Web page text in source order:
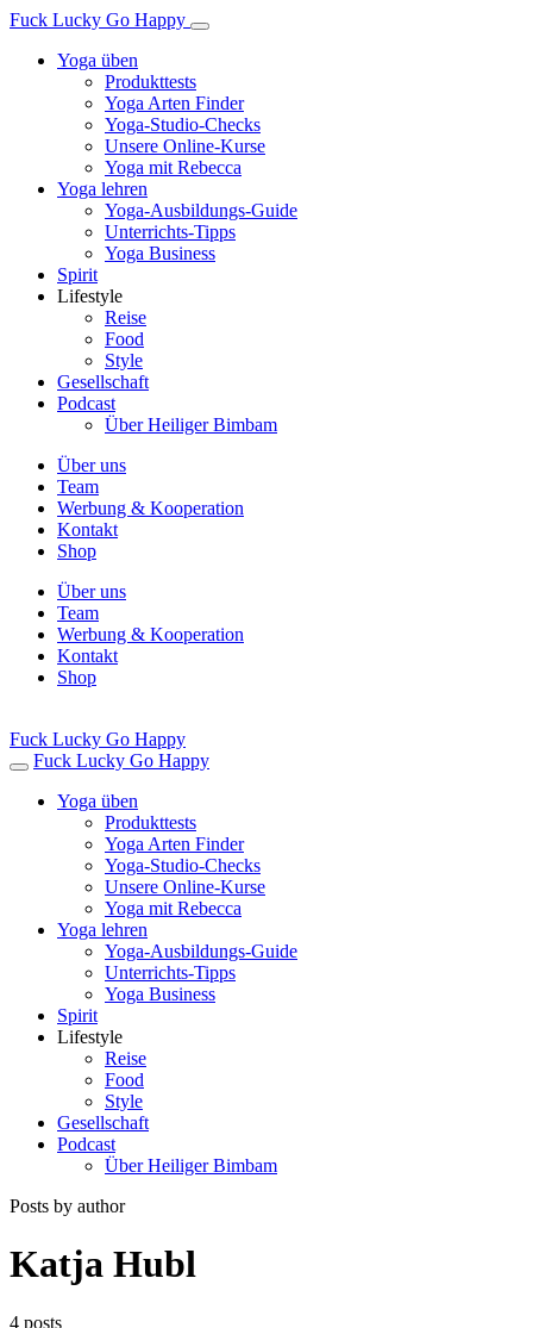
Fuck Lucky Go Happy
Yoga üben
Produkttests
Yoga Arten Finder
Yoga-Studio-Checks
Unsere Online-Kurse
Yoga mit Rebecca
Yoga lehren
Yoga-Ausbildungs-Guide
Unterrichts-Tipps
Yoga Business
Spirit
Lifestyle
Reise
Food
Style
Gesellschaft
Podcast
Über Heiliger Bimbam
Über uns
Team
Werbung & Kooperation
Kontakt
Shop
Über uns
Team
Werbung & Kooperation
Kontakt
Shop
Fuck Lucky Go Happy
Fuck Lucky Go Happy
Yoga üben
Produkttests
Yoga Arten Finder
Yoga-Studio-Checks
Unsere Online-Kurse
Yoga mit Rebecca
Yoga lehren
Yoga-Ausbildungs-Guide
Unterrichts-Tipps
Yoga Business
Spirit
Lifestyle
Reise
Food
Style
Gesellschaft
Podcast
Über Heiliger Bimbam
Posts by author
Katja Hubl
4 posts